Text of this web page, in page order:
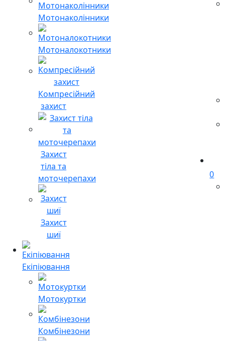
Мотонаколінники
Мотоналокотники
Компресійний
захист
Захист
тіла та
моточерепахи
Захист
шиї
Екіпіювання
Мотокуртки
Комбінезони
0